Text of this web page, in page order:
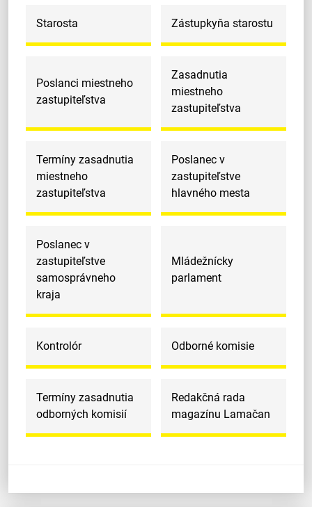
Starosta Zástupkyňa starostu
Poslanci miestneho
zastupiteľstva
Zasadnutia
miestneho
zastupiteľstva
Termíny zasadnutia
miestneho
zastupiteľstva
Poslanec v
zastupiteľstve
hlavného mesta
Poslanec v
zastupiteľstve
samosprávneho
kraja
Mládežnícky
parlament
Kontrolór Odborné komisie
Termíny zasadnutia
odborných komisií
Redakčná rada
magazínu Lamačan